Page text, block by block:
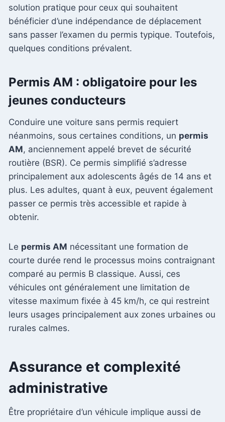
solution pratique pour ceux qui souhaitent
bénéficier d’une indépendance de déplacement
sans passer l’examen du permis typique. Toutefois,
quelques conditions prévalent.
Permis AM : obligatoire pour les
jeunes conducteurs
Conduire une voiture sans permis requiert
néanmoins, sous certaines conditions, un permis
AM, anciennement appelé brevet de sécurité
routière (BSR). Ce permis simplifié s’adresse
principalement aux adolescents âgés de 14 ans et
plus. Les adultes, quant à eux, peuvent également
passer ce permis très accessible et rapide à
obtenir.
Le permis AM nécessitant une formation de
courte durée rend le processus moins contraignant
comparé au permis B classique. Aussi, ces
véhicules ont généralement une limitation de
vitesse maximum fixée à 45 km/h, ce qui restreint
leurs usages principalement aux zones urbaines ou
rurales calmes.
Assurance et complexité
administrative
Être propriétaire d’un véhicule implique aussi de